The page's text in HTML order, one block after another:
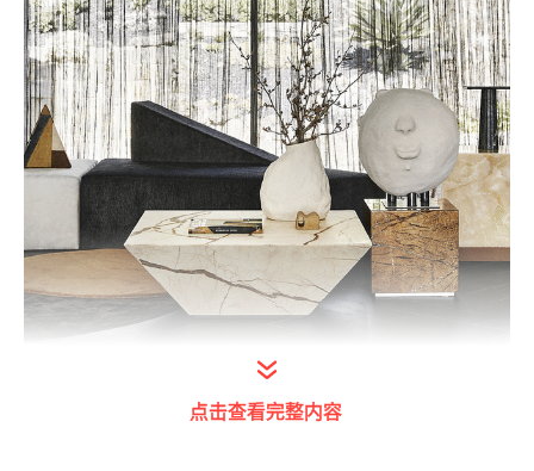
打开今日头条查看图片详情
设计师的家
点击查看完整内容